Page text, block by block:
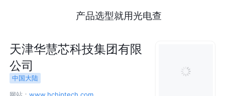
产品选型就用光电查
天津华慧芯科技集团有限
公司
中国大陆
网站：www.hchiptech.com